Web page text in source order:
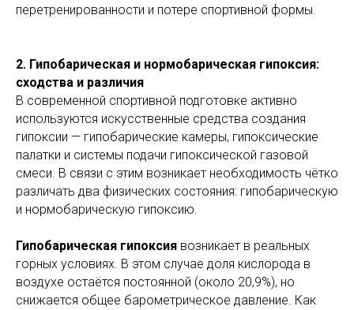
перетренированности и потере спортивной формы.
2. Гипобарическая и нормобарическая гипоксия:
сходства и различия
В современной спортивной подготовке активно
используются искусственные средства создания
гипоксии — гипобарические камеры, гипоксические
палатки и системы подачи гипоксической газовой
смеси. В связи с этим возникает необходимость чётко
различать два физических состояния: гипобарическую
и нормобарическую гипоксию.
Гипобарическая гипоксия возникает в реальных
горных условиях. В этом случае доля кислорода в
воздухе остаётся постоянной (около 20,9%), но
снижается общее барометрическое давление. Как